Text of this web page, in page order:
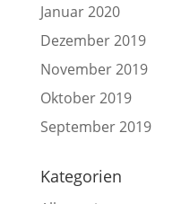
Januar 2020
Dezember 2019
November 2019
Oktober 2019
September 2019
Kategorien